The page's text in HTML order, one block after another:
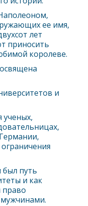
ее имя,
лет
приносить
королеве.
и
путь
и как
право
мужчинами.